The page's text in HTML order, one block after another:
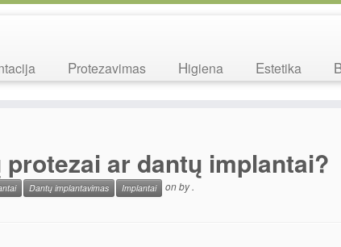
Protezavimas Higiena Estetika
ar dantų implantai?
Dantų implantavimas Implantai onby.